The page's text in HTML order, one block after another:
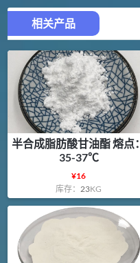
相关产品
半合成脂肪酸甘油酯 熔点：
35-37℃
¥16
库存：23KG